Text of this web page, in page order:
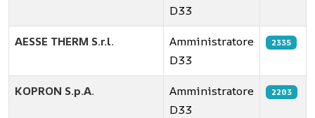
D33
AESSE THERM S.r.l.
Amministratore
D33
2335
KOPRON S.p.A.
Amministratore
D33
2203